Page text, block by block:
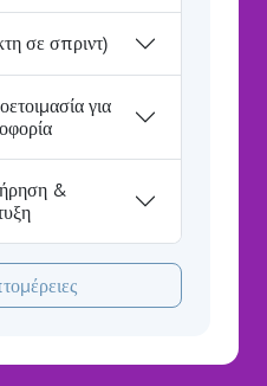
σε σπριντ)
για
&